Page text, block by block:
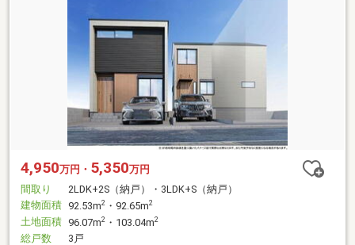
4,950万円・ 5,350万円
間取り
2LDK+2S（納戸）・3LDK+S（納戸）
建物面積 92.53m2 ・92.65m2
土地面積 96.07m2 ・103.04m2
総戸数
3戸